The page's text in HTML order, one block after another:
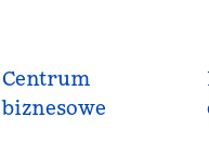
Centrum
biznesowe